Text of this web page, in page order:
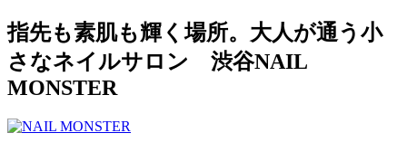
指先も素肌も輝く場所。大人が通う小
さなネイルサロン 渋谷NAIL
MONSTER